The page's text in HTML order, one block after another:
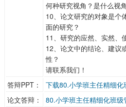
何种研究视角？是什么视
10、论文研究的对象是个
面的研究？
11、研究的应然、实然、
12、论文中的结论、建议
性？
请联系我们！
答辩PPT：
下载80.小学班主任精细
论文答辩：
80.小学班主任精细化班